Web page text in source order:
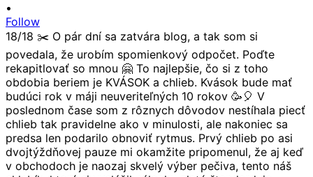
•
Follow
18/18 ✂️ O pár dní sa zatvára blog, a tak som si
povedala, že urobím spomienkový odpočet. Poďte
rekapitlovať so mnou 🤗 To najlepšie, čo si z toho
obdobia beriem je KVÁSOK a chlieb. Kvások bude mať
budúci rok v máji neuveriteľných 10 rokov 🥳🎈 V
poslednom čase som z rôznych dôvodov nestíhala piecť
chlieb tak pravidelne ako v minulosti, ale nakoniec sa
predsa len podarilo obnoviť rytmus. Prvý chlieb po asi
dvojtýždňovej pauze mi okamžite pripomenul, že aj keď
v obchodoch je naozaj skvelý výber pečiva, tento náš